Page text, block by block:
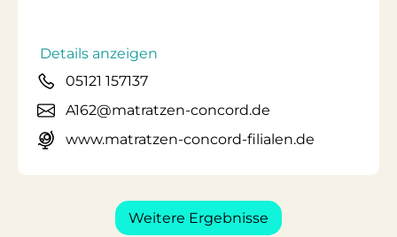
Details anzeigen
05121 157137
A162@matratzen-concord.de
www.matratzen-concord-filialen.de
Weitere Ergebnisse